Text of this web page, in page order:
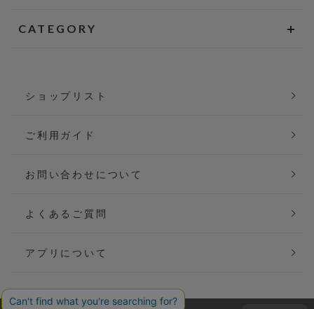
CATEGORY
ショップリスト
ご利用ガイド
お問い合わせについて
よくあるご質問
アプリについて